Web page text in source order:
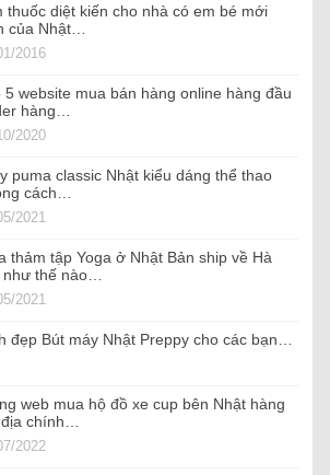
thuốc diệt kiến cho nhà có em bé mới
của Nhật…
2016
5 website mua bán hàng online hàng đầu
hàng…
2020
puma classic Nhật kiểu dáng thể thao
cách…
2021
thảm tập Yoga ở Nhật Bản ship về Hà
như thế nào…
2021
đẹp Bút máy Nhật Preppy cho các bạn…
web mua hộ đồ xe cup bên Nhật hàng
chính…
2022